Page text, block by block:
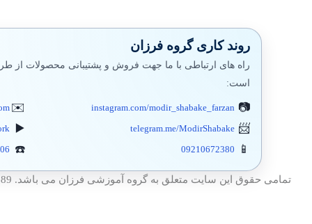
روند کاری گروه فرزان
راه های ارتباطی با ما جهت فروش و پشتیبانی محصولات از
است:
instagram.com/modir_shabake_farzan
telegram.me/ModirShabake
09210672380
تمامی حقوق این سایت متعلق به گروه آموزشی فرزان می باشد. 1389 – 1404